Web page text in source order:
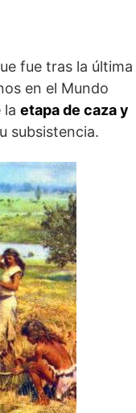
fue tras la última
en el Mundo
la etapa de caza y
subsistencia.